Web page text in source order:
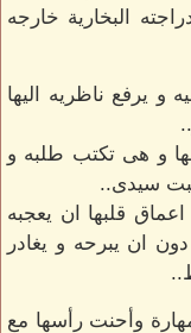
البخارية خارجه
ناظريه اليها
و هى تكتب طلبه و
سيدى..
قلبها ان يعجبه
ان يبرحه و يغادر
وأحنت رأسها مع